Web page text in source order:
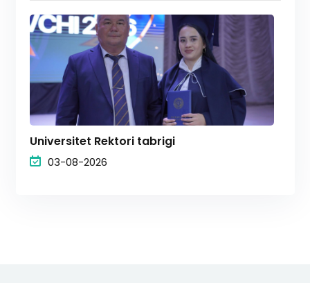
Universitet Rektori tabrigi
03-08-2026